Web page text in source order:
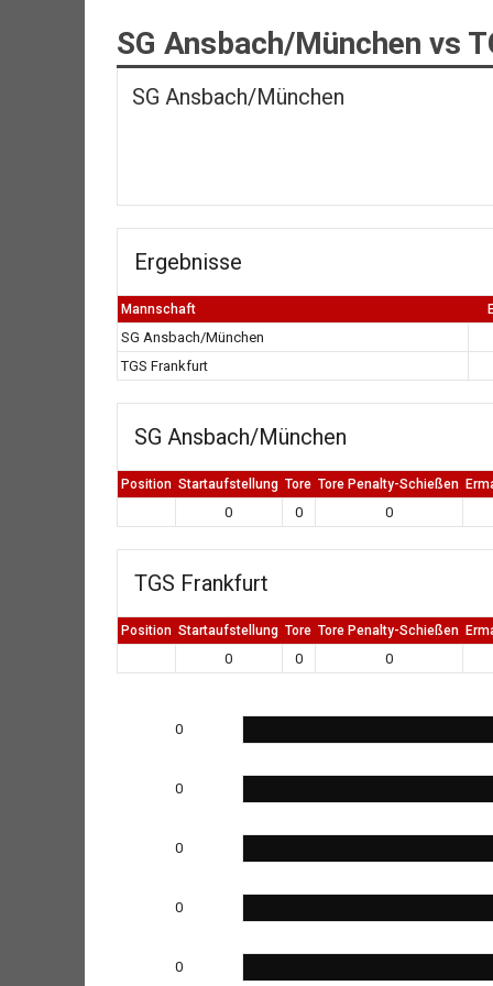
SG Ansbach/München vs
SG Ansbach/München
Ergebnisse
Mannschaft
SG Ansbach/München
TGS Frankfurt
SG Ansbach/München
Position Startaufstellung Tore Tore Penalty-Schießen
0 0 0
TGS Frankfurt
Position Startaufstellung Tore Tore Penalty-Schießen
0 0 0
0
0
0
0
0